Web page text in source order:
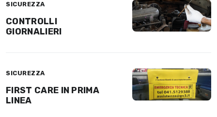
SICUREZZA
CONTROLLI
GIORNALIERI
SICUREZZA
FIRST CARE IN PRIMA
LINEA